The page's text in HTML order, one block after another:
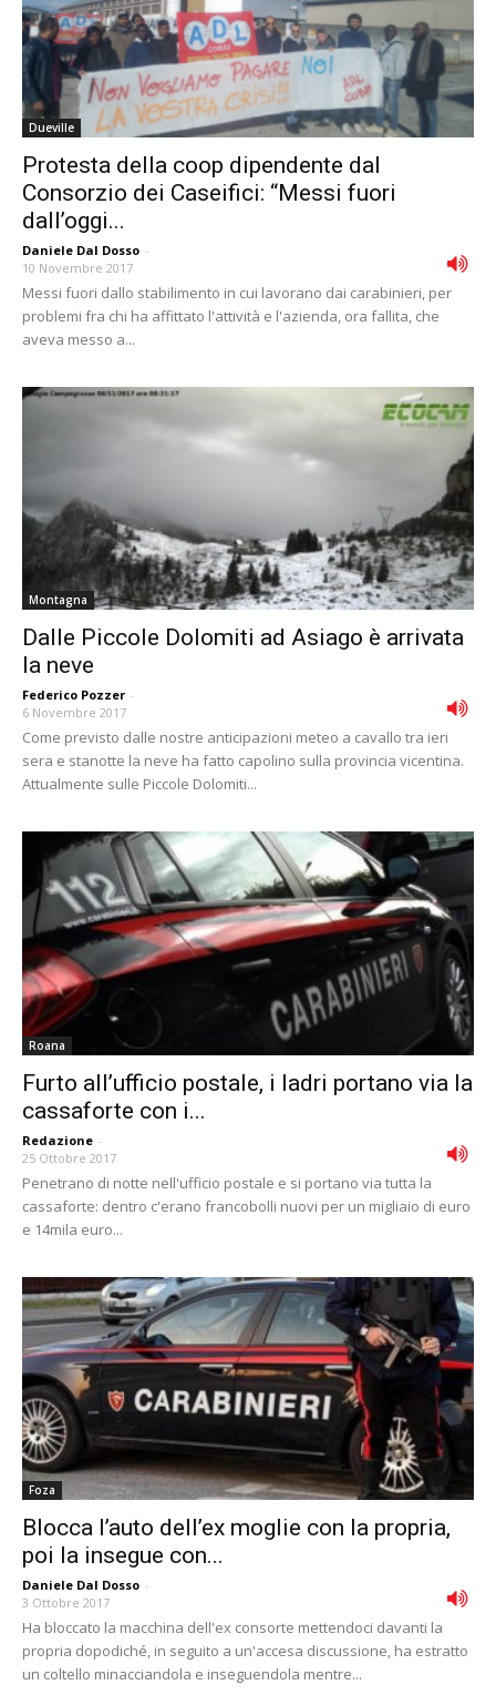
Dueville
Protesta della coop dipendente dal
Consorzio dei Caseifici: “Messi fuori
dall’oggi...
Daniele Dal Dosso -
10 Novembre 2017
Messi fuori dallo stabilimento in cui lavorano dai carabinieri, per
problemi fra chi ha affittato l'attività e l'azienda, ora fallita, che
aveva messo a...
Montagna
Dalle Piccole Dolomiti ad Asiago è arrivata
la neve
Federico Pozzer -
6 Novembre 2017
Come previsto dalle nostre anticipazioni meteo a cavallo tra ieri
sera e stanotte la neve ha fatto capolino sulla provincia vicentina.
Attualmente sulle Piccole Dolomiti...
Roana
Furto all’ufficio postale, i ladri portano via la
cassaforte con i...
Redazione -
25 Ottobre 2017
Penetrano di notte nell'ufficio postale e si portano via tutta la
cassaforte: dentro c'erano francobolli nuovi per un migliaio di euro
e 14mila euro...
Foza
Blocca l’auto dell’ex moglie con la propria,
poi la insegue con...
Daniele Dal Dosso -
3 Ottobre 2017
Ha bloccato la macchina dell'ex consorte mettendoci davanti la
propria dopodiché, in seguito a un'accesa discussione, ha estratto
un coltello minacciandola e inseguendola mentre...